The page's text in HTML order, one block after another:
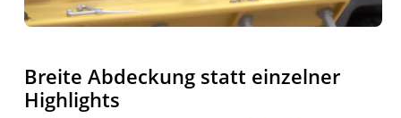
Breite Abdeckung statt einzelner
Highlights